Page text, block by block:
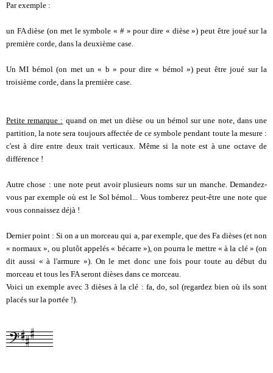
Par exemple :
un FA dièse (on met le symbole « # » pour dire « dièse ») peut être joué sur la
première corde, dans la deuxième case.
Un MI bémol (on met un « b » pour dire « bémol ») peut être joué sur la
troisième corde, dans la première case.
Petite remarque : quand on met un dièse ou un bémol sur une note, dans une
partition, la note sera toujours affectée de ce symbole pendant toute la mesure :
c'est à dire entre deux trait verticaux. Même si la note est à une octave de
différence !
Autre chose : une note peut avoir plusieurs noms sur un manche. Demandez-
vous par exemple où est le Sol bémol... Vous tomberez peut-être une note que
vous connaissez déjà !
Dernier point : Si on a un morceau qui a, par exemple, que des Fa dièses (et non
« normaux », ou plutôt appelés « bécarre »), on pourra le mettre « à la clé » (on
dit aussi « à l'armure »). On le met donc une fois pour toute au début du
morceau et tous les FA seront dièses dans ce morceau.
Voici un exemple avec 3 dièses à la clé : fa, do, sol (regardez bien où ils sont
placés sur la portée !).